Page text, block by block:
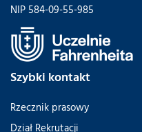
NIP 584-09-55-985
Szybki kontakt
Rzecznik prasowy
Dział Rekrutacji